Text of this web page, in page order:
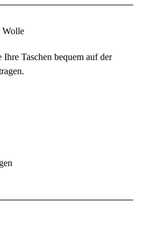
Wolle
Taschen bequem auf der